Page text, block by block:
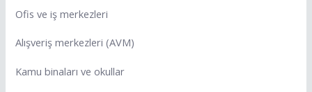
Ofis ve iş merkezleri
Alışveriş merkezleri (AVM)
Kamu binaları ve okullar